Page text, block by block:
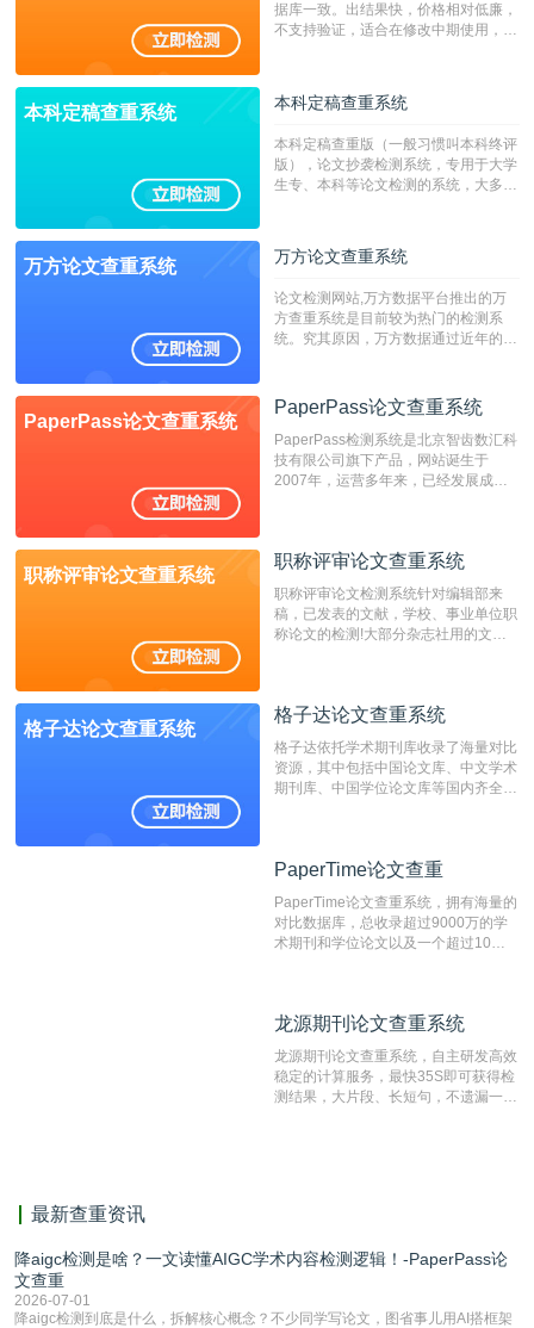
据库一致。出结果快，价格相对低廉，
不支持验证，适合在修改中期使用，定
本科定稿查重系统 本科定稿查重系统
本科定稿查重版（一般习惯叫本科终评
版），论文抄袭检测系统，专用于大学
生专、本科等论文检测的系统，大多数
万方论文查重系统 万方论文查重系统
论文检测网站,万方数据平台推出的万
方查重系统是目前较为热门的检测系
统。究其原因，万方数据通过近年的发
检测系统，其真实性和权威性无可厚
非。其次，相对于知网而言，万方检测
费用少，上手容易，是学生初次论文查
重的推荐系统。
PaperPass论文查重系统
PaperPass论文查重系统
PaperPass检测系统是北京智齿数汇科
技有限公司旗下产品，网站诞生于
2007年，运营多年来，已经发展成为
检测速度快、精度高，市场反映良好。
职称评审论文查重系统
职称评审论文查重系统
职称评审论文检测系统针对编辑部来
稿，已发表的文献，学校、事业单位职
称论文的检测!大部分杂志社用的文献
编辑部检测来稿和已发表的文献,检测
测时注意填写第一作者,才能排除已发
表文献复制比。（限制字符数1万）
格子达论文查重系统
格子达论文查重系统
格子达依托学术期刊库收录了海量对比
资源，其中包括中国论文库、中文学术
期刊库、中国学位论文库等国内齐全的
系统，可检测中文、英文两种语言的论
PaperTime论文查重
PaperTime论文查重系统，拥有海量的
对比数据库，总收录超过9000万的学
术期刊和学位论文以及一个超过10亿
对，利用指纹索引快速而精准地在云检
有相似的片段，该项技术检测速度快、
准确率高，市场反映良好。
龙源期刊论文查重系统
龙源期刊论文查重系统，自主研发高效
稳定的计算服务，最快35S即可获得检
测结果，大片段、长短句，不遗漏一处
最新查重资讯
降aigc检测是啥？一文读懂AIGC学术内容检测逻辑！-PaperPass论
文查重
2026-07-01
降aigc检测到底是什么，拆解核心概念？不少同学写论文，图省事儿用AI搭框架